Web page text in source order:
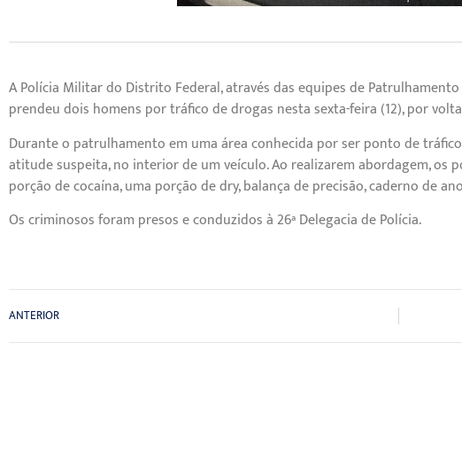
A Polícia Militar do Distrito Federal, através das equipes de
prendeu dois homens por tráfico de drogas nesta sexta-feira (12), por
Durante o patrulhamento em uma área conhecida por ser ponto de
atitude suspeita, no interior de um veículo. Ao realizarem abordagem, os
porção de cocaína, uma porção de dry, balança de precisão, caderno de
Os criminosos foram presos e conduzidos à 26ª Delegacia de Polícia.
ANTERIOR